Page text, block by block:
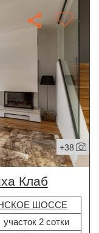
+38
Клаб
ШОССЕ
участок 2 сотки